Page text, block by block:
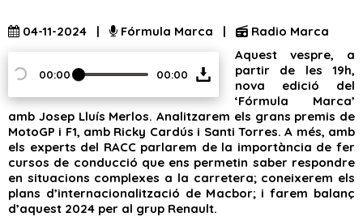
04-11-2024 | Fórmula Marca | Radio Marca
00:00 00:00
Aquest vespre, a
partir de les 19h,
nova edició del
‘Fórmula Marca’
amb Josep Lluís Merlos. Analitzarem els grans premis de
MotoGP i F1, amb Ricky Cardús i Santi Torres. A més, amb
els experts del RACC parlarem de la importància de fer
cursos de conducció que ens permetin saber respondre
en situacions complexes a la carretera; coneixerem els
plans d’internacionalització de Macbor; i farem balanç
d’aquest 2024 per al grup Renault.